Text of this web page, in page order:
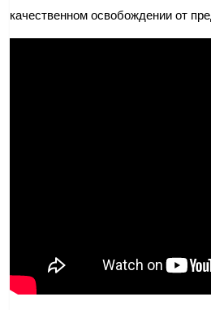
качественном освобождении от